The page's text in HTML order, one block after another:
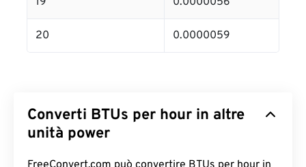
20 0.0000059
Converti BTUs per hour in altre
unità power